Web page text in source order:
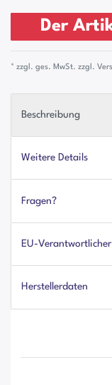
Der
* zzgl. ges. MwSt. zzgl.
Beschreibung
Weitere Details
Fragen?
EU-Verantwortlicher
Herstellerdaten